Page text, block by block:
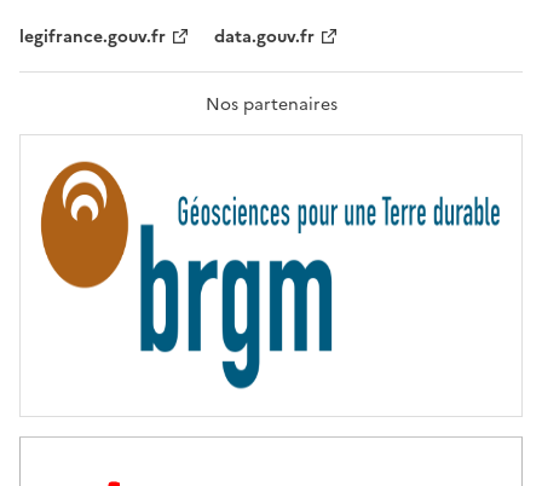
F
A
T
R
T
É
legifrance.gouv.fr
data.gouv.fr
Nos partenaires